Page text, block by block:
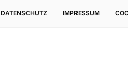
DATENSCHUTZ IMPRESSUM